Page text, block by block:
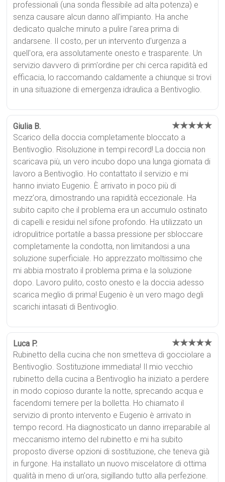
professionali (una sonda flessibile ad alta potenza) e
senza causare alcun danno all'impianto. Ha anche
dedicato qualche minuto a pulire l'area prima di
andarsene. Il costo, per un intervento d'urgenza a
quell'ora, era assolutamente onesto e trasparente. Un
servizio davvero di prim'ordine per chi cerca rapidità ed
efficacia, lo raccomando caldamente a chiunque si trovi
in una situazione di emergenza idraulica a Bentivoglio.
Giulia B. ★★★★★
Scarico della doccia completamente bloccato a
Bentivoglio. Risoluzione in tempi record! La doccia non
scaricava più, un vero incubo dopo una lunga giornata di
lavoro a Bentivoglio. Ho contattato il servizio e mi
hanno inviato Eugenio. È arrivato in poco più di
mezz'ora, dimostrando una rapidità eccezionale. Ha
subito capito che il problema era un accumulo ostinato
di capelli e residui nel sifone profondo. Ha utilizzato un
idropulitrice portatile a bassa pressione per sbloccare
completamente la condotta, non limitandosi a una
soluzione superficiale. Ho apprezzato moltissimo che
mi abbia mostrato il problema prima e la soluzione
dopo. Lavoro pulito, costo onesto e la doccia adesso
scarica meglio di prima! Eugenio è un vero mago degli
scarichi intasati di Bentivoglio.
Luca P. ★★★★★
Rubinetto della cucina che non smetteva di gocciolare a
Bentivoglio. Sostituzione immediata! Il mio vecchio
rubinetto della cucina a Bentivoglio ha iniziato a perdere
in modo copioso durante la notte, sprecando acqua e
facendomi temere per la bolletta. Ho chiamato il
servizio di pronto intervento e Eugenio è arrivato in
tempo record. Ha diagnosticato un danno irreparabile al
meccanismo interno del rubinetto e mi ha subito
proposto diverse opzioni di sostituzione, che teneva già
in furgone. Ha installato un nuovo miscelatore di ottima
qualità in meno di un'ora, sigillando tutto alla perfezione.